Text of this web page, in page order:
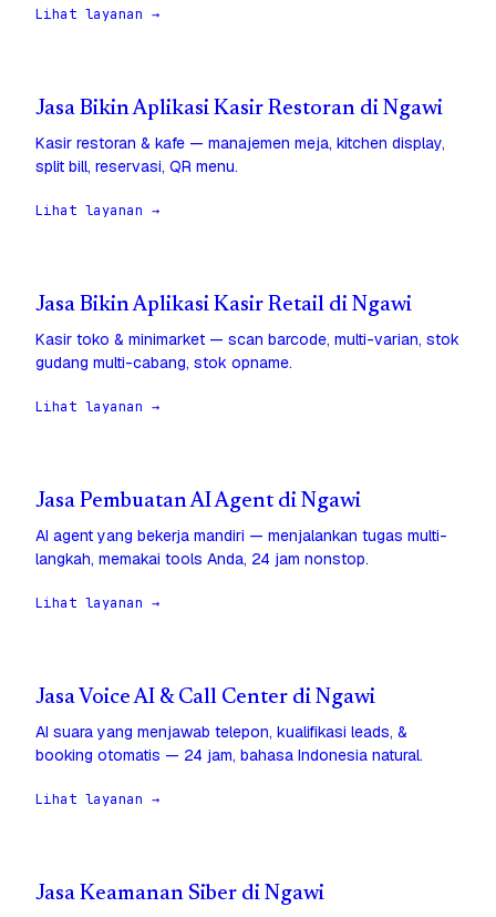
Lihat layanan →
Jasa Bikin Aplikasi Kasir Restoran di Ngawi
Kasir restoran & kafe — manajemen meja, kitchen display,
split bill, reservasi, QR menu.
Lihat layanan →
Jasa Bikin Aplikasi Kasir Retail di Ngawi
Kasir toko & minimarket — scan barcode, multi-varian, stok
gudang multi-cabang, stok opname.
Lihat layanan →
Jasa Pembuatan AI Agent di Ngawi
AI agent yang bekerja mandiri — menjalankan tugas multi-
langkah, memakai tools Anda, 24 jam nonstop.
Lihat layanan →
Jasa Voice AI & Call Center di Ngawi
AI suara yang menjawab telepon, kualifikasi leads, &
booking otomatis — 24 jam, bahasa Indonesia natural.
Lihat layanan →
Jasa Keamanan Siber di Ngawi